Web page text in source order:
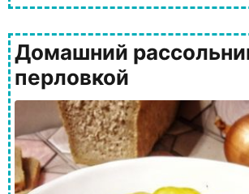
Домашний
перловкой